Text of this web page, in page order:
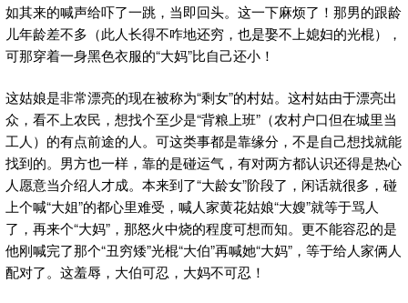
如其来的喊声给吓了一跳，当即回头。这一下麻烦了！那男的跟龄
儿年龄差不多（此人长得不咋地还穷，也是娶不上媳妇的光棍），
可那穿着一身黑色衣服的“大妈”比自己还小！
这姑娘是非常漂亮的现在被称为“剩女”的村姑。这村姑由于漂亮出
众，看不上农民，想找个至少是“背粮上班”（农村户口但在城里当
工人）的有点前途的人。可这类事都是靠缘分，不是自己想找就能
找到的。男方也一样，靠的是碰运气，有对两方都认识还得是热心
人愿意当介绍人才成。本来到了“大龄女”阶段了，闲话就很多，碰
上个喊“大姐”的都心里难受，喊人家黄花姑娘“大嫂”就等于骂人
了，再来个“大妈”，那怒火中烧的程度可想而知。更不能容忍的是
他刚喊完了那个“丑穷矮”光棍“大伯”再喊她“大妈”，等于给人家俩人
配对了。这羞辱，大伯可忍，大妈不可忍！